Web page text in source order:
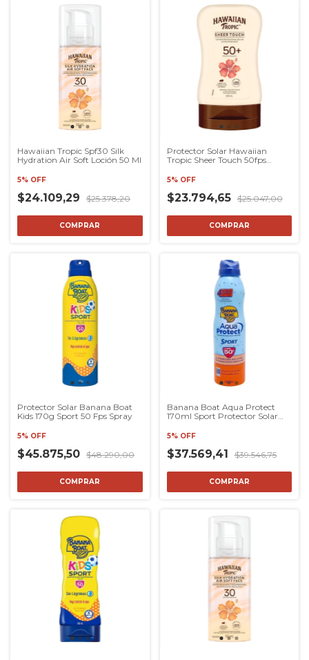
Hawaiian Tropic Spf30 Silk
Hydration Air Soft Loción 50 Ml
5% OFF
$24.109,29 $25.378,20
Protector Solar Hawaiian
Tropic Sheer Touch 50fps
5% OFF
$23.794,65 $25.047,00
Protector Solar Banana Boat
Kids 170g Sport 50 Fps Spray
5% OFF
$45.875,50 $48.290,00
Banana Boat Aqua Protect
170ml Sport Protector Solar
5% OFF
$37.569,41 $39.546,75